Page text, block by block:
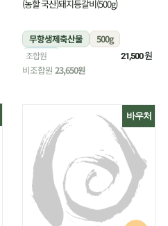
(농할 국산)돼지등갈비(500g)
무항생제축산물
500g
냉장
조합원 21,500원
비조합원 23,650원
바우처